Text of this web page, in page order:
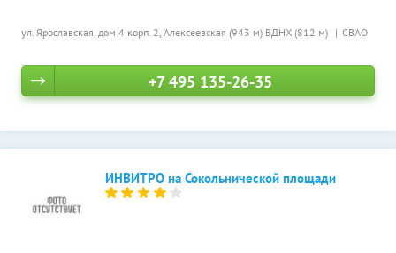
ул. Ярославская, дом 4 корп. 2, Алексеевская (943 м) ВДНХ (812 м) СВАО
+7 495 135-26-35
ИНВИТРО на Сокольнической площади